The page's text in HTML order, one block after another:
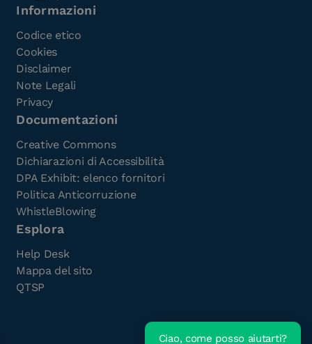
Informazioni
Codice etico
Cookies
Disclaimer
Note Legali
Privacy
Documentazioni
Creative Commons
Dichiarazioni di Accessibilità
DPA Exhibit: elenco fornitori
Politica Anticorruzione
WhistleBlowing
Esplora
Help Desk
Mappa del sito
QTSP
Ciao, come posso aiutarti?